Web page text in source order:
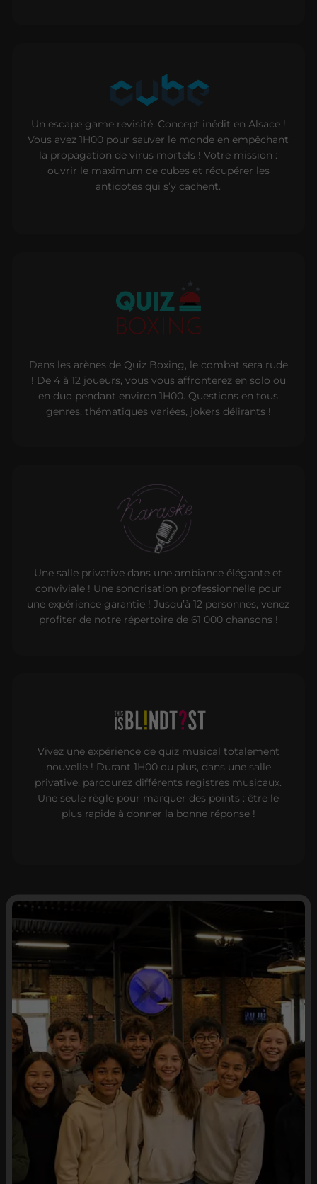
Un escape game revisité. Concept inédit en Alsace !
Vous avez 1H00 pour sauver le monde en empêchant
la propagation de virus mortels ! Votre mission :
ouvrir le maximum de cubes et récupérer les
antidotes qui s’y cachent.
Dans les arènes de Quiz Boxing, le combat sera rude
! De 4 à 12 joueurs, vous vous affronterez en solo ou
en duo pendant environ 1H00. Questions en tous
genres, thématiques variées, jokers délirants !
Une salle privative dans une ambiance élégante et
conviviale ! Une sonorisation professionnelle pour
une expérience garantie ! Jusqu’à 12 personnes, venez
profiter de notre répertoire de 61 000 chansons !
Vivez une expérience de quiz musical totalement
nouvelle ! Durant 1H00 ou plus, dans une salle
privative, parcourez différents registres musicaux.
Une seule règle pour marquer des points : être le
plus rapide à donner la bonne réponse !